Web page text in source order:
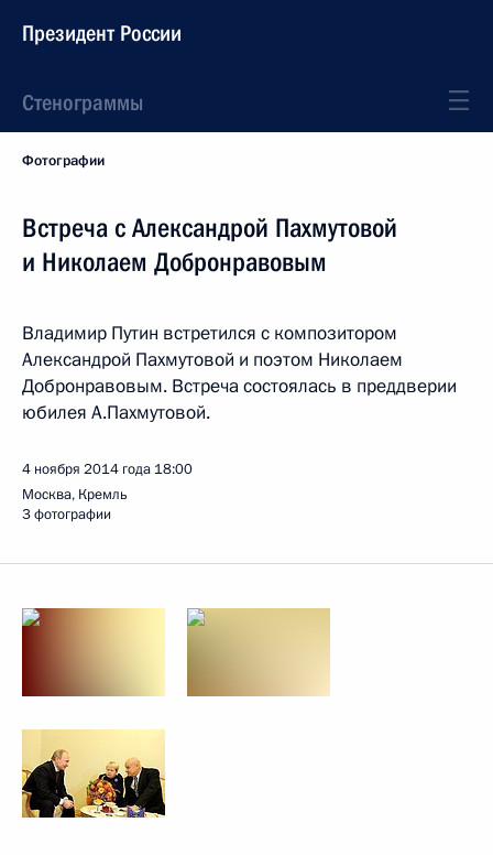
Президент России
Стенограммы
Фотографии
Встреча с Александрой Пахмутовой
и Николаем Добронравовым
Владимир Путин встретился с композитором
Александрой Пахмутовой и поэтом Николаем
Добронравовым. Встреча состоялась в преддверии
юбилея А.Пахмутовой.
4 ноября 2014 года 18:00
Москва, Кремль
3 фотографии